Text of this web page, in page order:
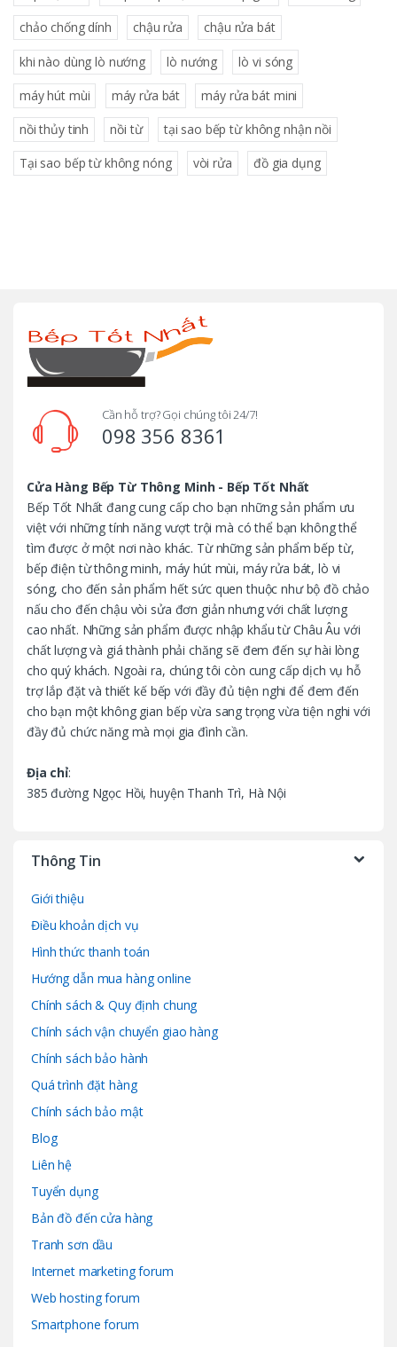
chảo chống dính chậu rửa chậu rửa bát
khi nào dùng lò nướng lò nướng lò vi sóng
máy hút mùi máy rửa bát máy rửa bát mini
nồi thủy tinh nồi từ tại sao bếp từ không nhận nồi
Tại sao bếp từ không nóng vòi rửa đồ gia dụng
Cần hỗ trợ? Gọi chúng tôi 24/7!
098 356 8361
Cửa Hàng Bếp Từ Thông Minh - Bếp Tốt Nhất
Bếp Tốt Nhất đang cung cấp cho bạn những sản phẩm ưu
việt với những tính năng vượt trội mà có thể bạn không thể
tìm được ở một nơi nào khác. Từ những sản phẩm bếp từ,
bếp điện từ thông minh, máy hút mùi, máy rửa bát, lò vi
sóng, cho đến sản phẩm hết sức quen thuộc như bộ đồ chảo
nấu cho đến chậu vòi sửa đơn giản nhưng với chất lượng
cao nhất. Những sản phẩm được nhập khẩu từ Châu Âu với
chất lượng và giá thành phải chăng sẽ đem đến sự hài lòng
cho quý khách. Ngoài ra, chúng tôi còn cung cấp dịch vụ hỗ
trợ lắp đặt và thiết kế bếp với đầy đủ tiện nghi để đem đến
cho bạn một không gian bếp vừa sang trọng vừa tiện nghi với
đầy đủ chức năng mà mọi gia đình cần.
Địa chỉ:
385 đường Ngọc Hồi, huyện Thanh Trì, Hà Nội
Thông Tin
Giới thiệu
Điều khoản dịch vụ
Hình thức thanh toán
Hướng dẫn mua hàng online
Chính sách & Quy định chung
Chính sách vận chuyển giao hàng
Chính sách bảo hành
Quá trình đặt hàng
Chính sách bảo mật
Blog
Liên hệ
Tuyển dụng
Bản đồ đến cửa hàng
Tranh sơn dầu
Internet marketing forum
Web hosting forum
Smartphone forum